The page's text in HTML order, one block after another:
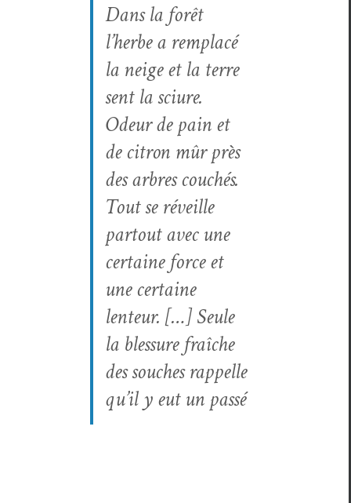
Dans la forêt
l’herbe a rem­placé
la neige et la terre
sent la sciure.
Odeur de pain et
de cit­ron mûr près
des arbres couchés.
Tout se réveille
partout avec une
cer­taine force et
une cer­taine
lenteur. […] Seule
la blessure fraîche
des souch­es rap­pelle
qu’il y eut un passé